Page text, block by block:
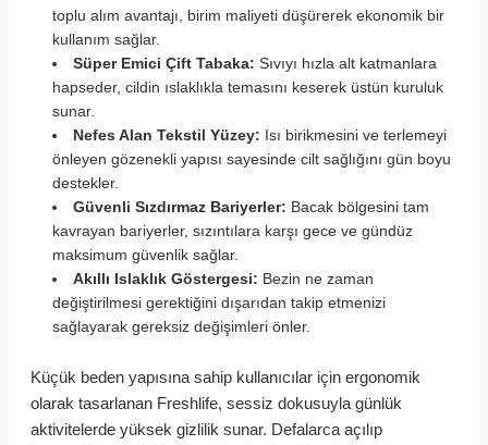
toplu alım avantajı, birim maliyeti düşürerek ekonomik bir
kullanım sağlar.
Süper Emici Çift Tabaka: Sıvıyı hızla alt katmanlara
hapseder, cildin ıslaklıkla temasını keserek üstün kuruluk
sunar.
Nefes Alan Tekstil Yüzey: Isı birikmesini ve terlemeyi
önleyen gözenekli yapısı sayesinde cilt sağlığını gün boyu
destekler.
Güvenli Sızdırmaz Bariyerler: Bacak bölgesini tam
kavrayan bariyerler, sızıntılara karşı gece ve gündüz
maksimum güvenlik sağlar.
Akıllı Islaklık Göstergesi: Bezin ne zaman
değiştirilmesi gerektiğini dışarıdan takip etmenizi
sağlayarak gereksiz değişimleri önler.
Küçük beden yapısına sahip kullanıcılar için ergonomik
olarak tasarlanan Freshlife, sessiz dokusuyla günlük
aktivitelerde yüksek gizlilik sunar. Defalarca açılıp